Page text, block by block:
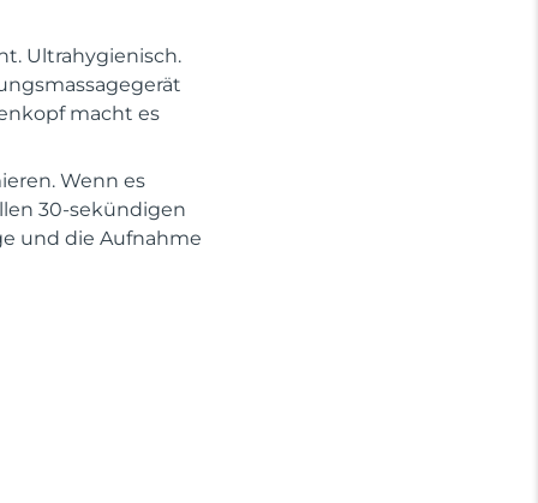
Ultrahygienisch.
macht es
Wenn es
30-sekündigen
und die Aufnahme